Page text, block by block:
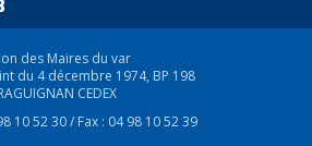
des Maires du var
du 4 décembre 1974, BP 198
CEDEX
10 52 30 / Fax : 04 98 10 52 39